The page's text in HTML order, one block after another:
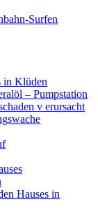
Surfen
in Klüden
– Pumpstation
v erursacht
Hauses in